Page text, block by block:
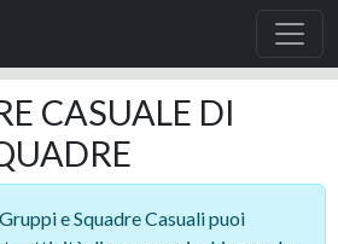
CASUALE DI
e Squadre Casuali puoi